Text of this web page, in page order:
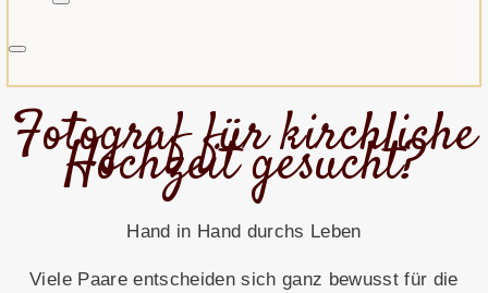
Fotograf für kirchliche
Hochzeit gesucht?
Hand in Hand durchs Leben
Viele Paare entscheiden sich ganz bewusst für die